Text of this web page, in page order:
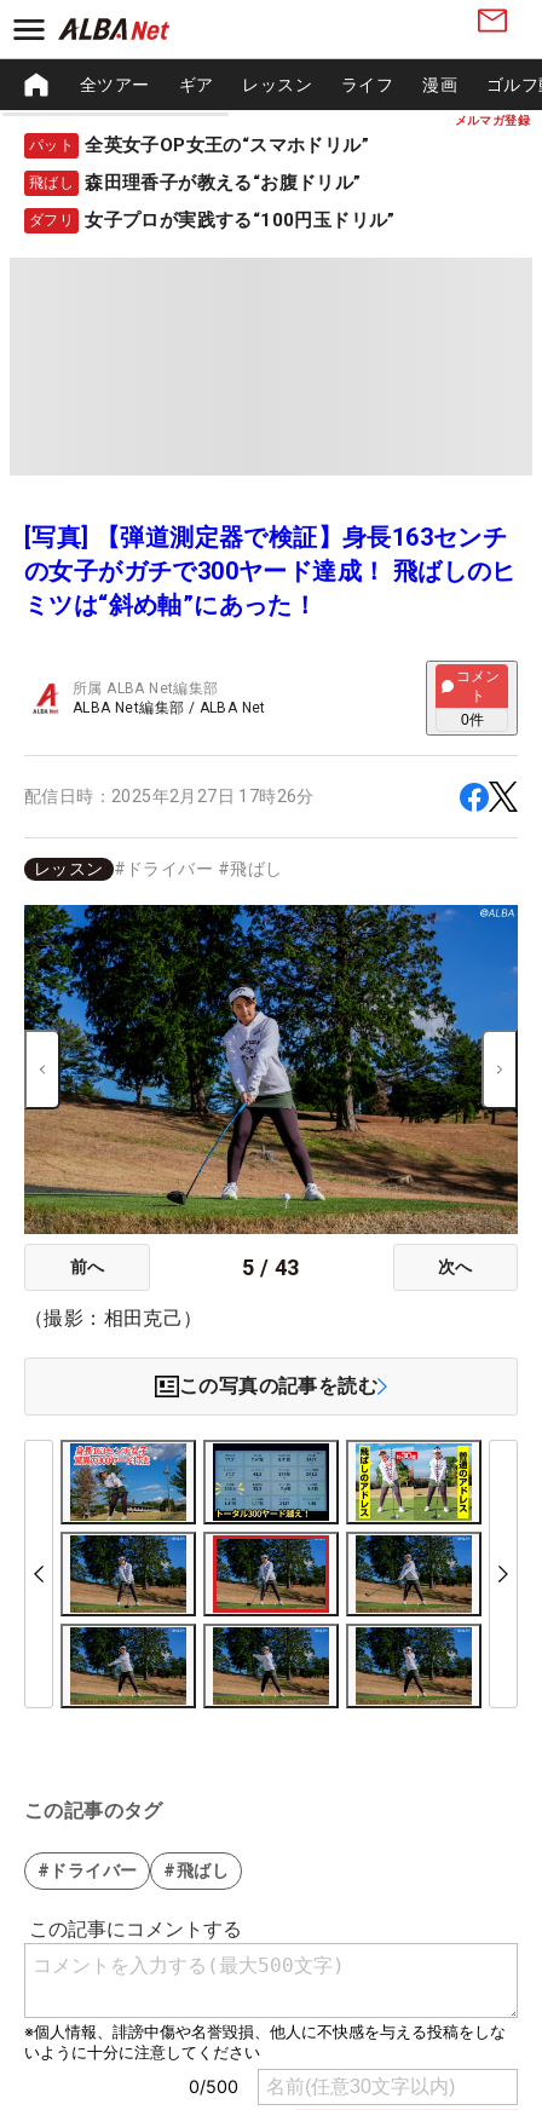
メルマガ登録
全ツアー ギア レッスン ライフ 漫画 ゴル
パット 全英女子OP女王の“スマホドリル”
飛ばし 森田理香子が教える“お腹ドリル”
ダフリ 女子プロが実践する“100円玉ドリル”
[写真] 【弾道測定器で検証】身長163センチ
の女子がガチで300ヤード達成！ 飛ばしのヒ
ミツは“斜め軸”にあった！
所属ALBA Net編集部
ALBA Net編集部 / ALBA Net
コメン
ト
0件
配信日時： 2025年2月27日 17時26分
レッスン # ドライバー #飛ばし
前へ 5 / 43 次へ
（撮影：相田克己）
この写真の記事を読む
この記事のタグ
#ドライバー #飛ばし